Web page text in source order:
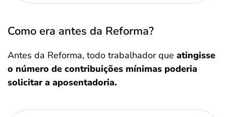
Como era antes da Reforma?
Antes da Reforma, todo trabalhador que atingisse
o número de contribuições mínimas poderia
solicitar a aposentadoria.